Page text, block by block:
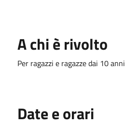
A chi è rivolto
Per ragazzi e ragazze dai 10 anni
Date e orari